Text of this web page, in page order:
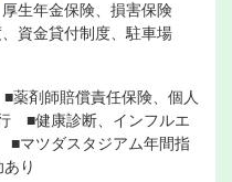
生年金保険、損害保険
資金貸付制度、駐車場
剤師賠償責任保険、個人
■健康診断、インフルエ
マツダスタジアム年間指
り